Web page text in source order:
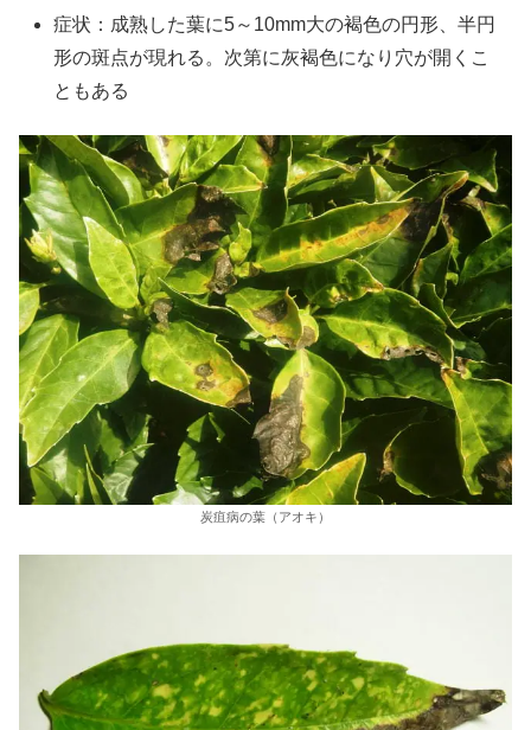
症状：成熟した葉に5～10mm大の褐色の円形、半円
形の斑点が現れる。次第に灰褐色になり穴が開くこ
ともある
炭疽病の葉（アオキ）